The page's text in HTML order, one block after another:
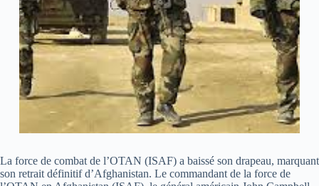
La force de combat de l’OTAN (ISAF) a baissé son drapeau, marquant
son retrait définitif d’Afghanistan. Le commandant de la force de